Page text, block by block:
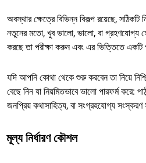
অবস্থার ক্ষেত্রে বিভিন্ন বিকল্প রয়েছে, সঠিকটি
নতুনের মতো, খুব ভালো, ভালো, বা গ্রহণযোগ্য
করছে তা পরীক্ষা করুন এবং এর ভিত্তিতে একটি
যদি আপনি কোথা থেকে শুরু করবেন তা নিয়ে
বেছে নিন যা নিয়মিতভাবে ভালো পারফর্ম করে:
জনপ্রিয় কথাসাহিত্য, বা সংগ্রহযোগ্য সংস্করণ
মূল্য নির্ধারণ কৌশল